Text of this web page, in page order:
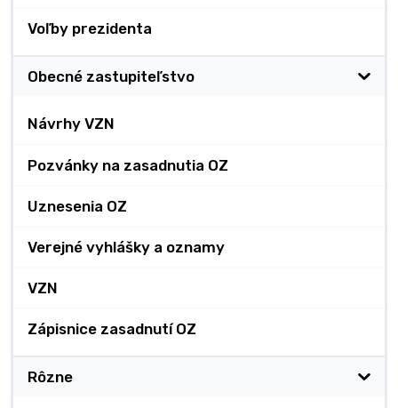
Voľby prezidenta
Obecné zastupiteľstvo
Návrhy VZN
Pozvánky na zasadnutia OZ
Uznesenia OZ
Verejné vyhlášky a oznamy
VZN
Zápisnice zasadnutí OZ
Rôzne